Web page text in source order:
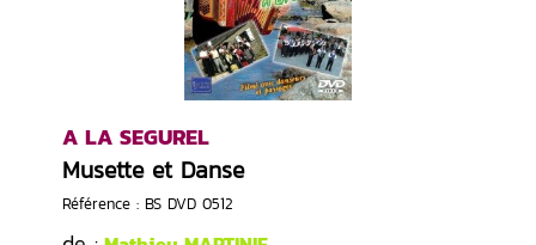
A LA SEGUREL
Musette et Danse
Référence : BS DVD 0512